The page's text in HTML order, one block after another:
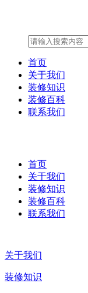
首页
关于我们
装修知识
装修百科
联系我们
首页
关于我们
装修知识
装修百科
联系我们
关于我们
装修知识